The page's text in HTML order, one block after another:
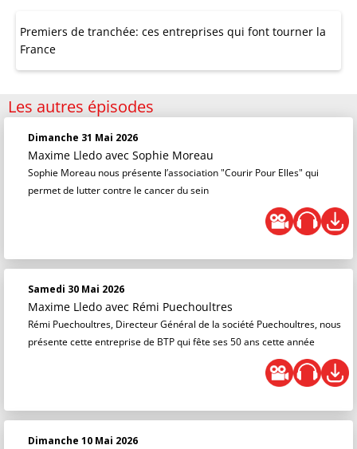
Premiers de tranchée: ces entreprises qui font tourner la
France
Les autres épisodes
Dimanche 31 Mai 2026
Maxime Lledo avec Sophie Moreau
Sophie Moreau nous présente l’association "Courir Pour Elles" qui
permet de lutter contre le cancer du sein
Samedi 30 Mai 2026
Maxime Lledo avec Rémi Puechoultres
Rémi Puechoultres, Directeur Général de la société Puechoultres, nous
présente cette entreprise de BTP qui fête ses 50 ans cette année
Dimanche 10 Mai 2026